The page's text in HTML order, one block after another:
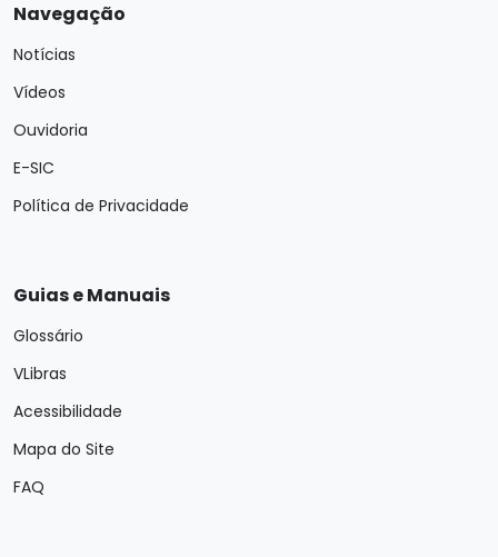
Navegação
Notícias
Vídeos
Ouvidoria
E-SIC
Política de Privacidade
Guias e Manuais
Glossário
VLibras
Acessibilidade
Mapa do Site
FAQ